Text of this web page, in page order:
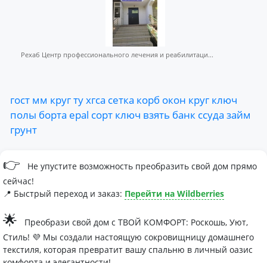
Рехаб Центр профессионального лечения и реабилитаци...
гост мм кругтухгса сетка корб окон круг ключ
полы борта epal сорт ключ взять банк ссуда займ
грунт
👉
Не упустите возможность преобразить свой дом прямо
сейчас!
📍 Быстрый переход и заказ: Перейти на Wildberries
🌟
Преобрази свой дом с ТВОЙ КОМФОРТ: Роскошь, Уют,
Стиль! 💜 Мы создали настоящую сокровищницу домашнего
текстиля, которая превратит вашу спальню в личный оазис